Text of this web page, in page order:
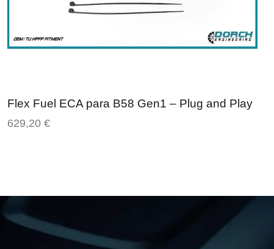
Flex Fuel ECA para B58 Gen1 – Plug and Play
629,20 €